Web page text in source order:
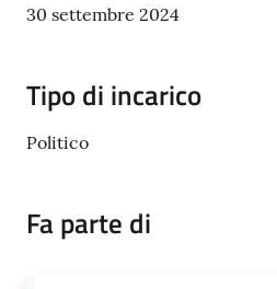
argomenti...
su
30 settembre 2024
Tipo di incarico
Politico
Fa parte di